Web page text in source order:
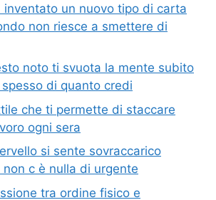
inventato un nuovo tipo di carta
non riesce a smettere di
noto ti svuota la mente subito
di quanto credi
che ti permette di staccare
ogni sera
si sente sovraccarico
c è nulla di urgente
tra ordine fisico e